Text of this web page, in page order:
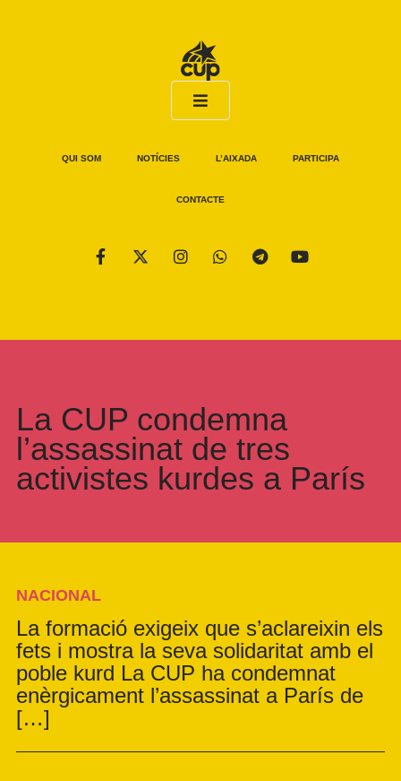
QUI SOM NOTÍCIES L’AIXADA PARTICIPA
CONTACTE
La CUP condemna
l’assassinat de tres
activistes kurdes a París
NACIONAL
La formació exigeix que s’aclareixin els
fets i mostra la seva solidaritat amb el
poble kurd La CUP ha condemnat
enèrgicament l’assassinat a París de
[…]